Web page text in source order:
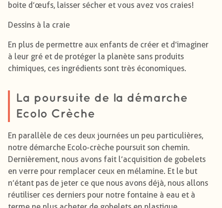
boite d’œufs, laisser sécher et vous avez vos craies !
Dessins à la craie
En plus de permettre aux enfants de créer et d’imaginer
à leur gré et de protéger la planète sans produits
chimiques, ces ingrédients sont très économiques.
La poursuite de la démarche
Ecolo Crèche
En parallèle de ces deux journées un peu particulières,
notre démarche Ecolo-crèche poursuit son chemin.
Dernièrement, nous avons fait l’acquisition de gobelets
en verre pour remplacer ceux en mélamine. Et le but
n’étant pas de jeter ce que nous avons déjà, nous allons
réutiliser ces derniers pour notre fontaine à eau et à